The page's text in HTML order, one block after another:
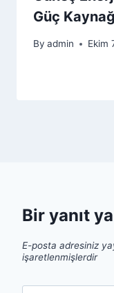
Güç
By admin Ekim
Bir yanıt
E-posta adresiniz
işaretlenmişlerdir